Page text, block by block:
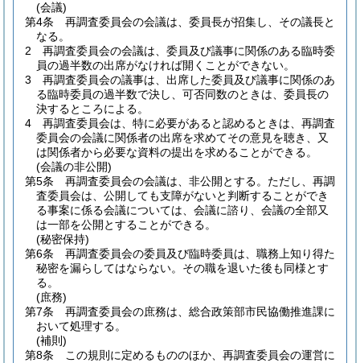
(会議)
第4条
再調査委員会の会議は、委員長が招集し、その議長と
なる。
2
再調査委員会の会議は、委員及び議事に関係のある臨時委
員の過半数の出席がなければ開くことができない。
3
再調査委員会の議事は、出席した委員及び議事に関係のあ
る臨時委員の過半数で決し、可否同数のときは、委員長の
決するところによる。
4
再調査委員会は、特に必要があると認めるときは、再調査
委員会の会議に関係者の出席を求めてその意見を聴き、又
は関係者から必要な資料の提出を求めることができる。
(会議の非公開)
第5条
再調査委員会の会議は、非公開とする。 ただし、再調
査委員会は、公開しても支障がないと判断することができ
る事案に係る会議については、会議に諮り、会議の全部又
は一部を公開とすることができる。
(秘密保持)
第6条
再調査委員会の委員及び臨時委員は、職務上知り得た
秘密を漏らしてはならない。 その職を退いた後も同様とす
る。
(庶務)
第7条
再調査委員会の庶務は、総合政策部市民協働推進課に
おいて処理する。
(補則)
第8条
この規則に定めるもののほか、再調査委員会の運営に